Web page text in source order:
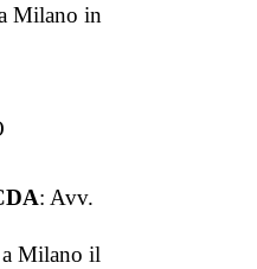
Milano in
: Avv.
a Milano il